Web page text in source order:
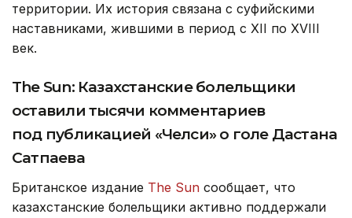
территории. Их история связана с суфийскими
наставниками, жившими в период с XII по XVIII
век.
The Sun: Казахстанские болельщики
оставили тысячи комментариев
под публикацией «Челси» о голе Дастана
Сатпаева
Британское издание The Sun сообщает, что
казахстанские болельщики активно поддержали